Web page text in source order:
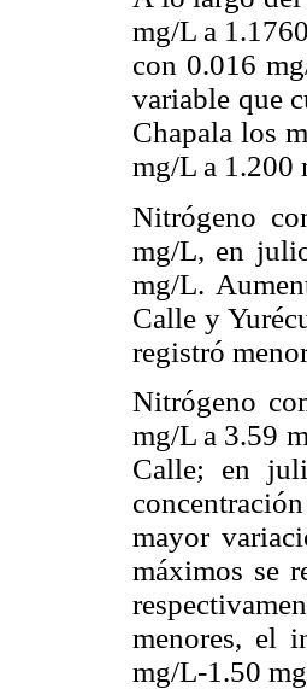
mg/L a
con 0.016
variable que
Chapala los
mg/L a 1.200
Nitrógeno
mg/L, en
mg/L.
Calle y
registró
Nitrógeno
mg/L a 3.59
Calle; en
mayor
máximos se
menores, el
mg/L-1.50